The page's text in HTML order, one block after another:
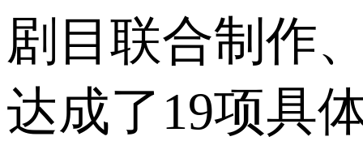
剧目联合制作
达成了19项具